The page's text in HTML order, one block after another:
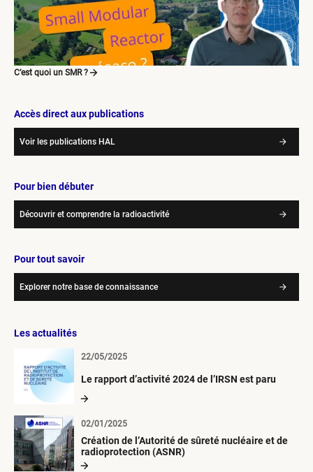
C’est quoi un SMR ?
Accès direct aux publications
Voir les publications HAL
Pour bien débuter
Découvrir et comprendre la radioactivité
Pour tout savoir
Explorer notre base de connaissance
Les actualités
Le rapport d’activité 2024 de l’IRSN est paru
22/05/2025
Création de l’Autorité de sûreté nucléaire et de
radioprotection (ASNR)
02/01/2025